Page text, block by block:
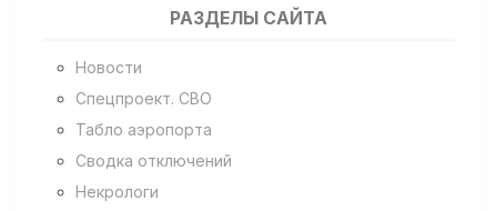
РАЗДЕЛЫ САЙТА
Новости
Спецпроект. СВО
Табло аэропорта
Сводка отключений
Некрологи